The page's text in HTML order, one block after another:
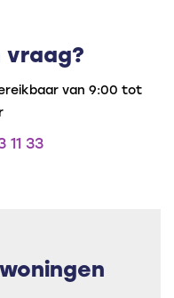
van 9:00 tot
11 33